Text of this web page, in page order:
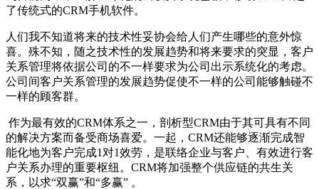
了传统式的CRM手机软件。
人们我不知道将来的技术性妥协会给人们产生哪些的意外惊
喜。殊不知，随之技术性的发展趋势和将来要求的突显，客户
关系管理将依据公司的不一样要求为公司出示系统化的考虑。
公司间客户关系管理的发展趋势促使不一样的公司能够触碰不
一样的顾客群。
作为最有效的CRM体系之一，剖析型CRM由于其可具有不同
的解决方案而备受商场喜爱。一起，CRM还能够逐渐完成智
能化地为客户完成1对1效劳，是联络企业与客户、有效进行客
户关系办理的重要枢纽。CRM将加强整个供应链的共生关
系，以求“双赢”和“多赢” 。